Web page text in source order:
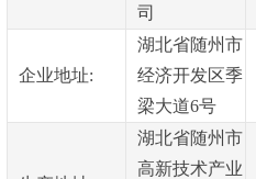
司
企业地址:
湖北省随州市
经济开发区季
梁大道6号
湖北省随州市
高新技术产业